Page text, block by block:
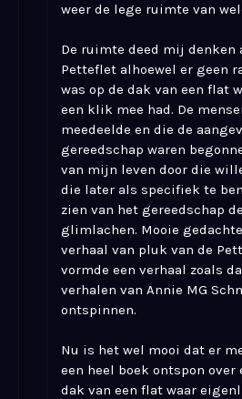
weer de lege ruimte van
De ruimte deed mij denken
Petteflet alhoewel er geen
was op de dak van een flat
een klik mee had. De
meedeelde en die de
gereedschap waren
van mijn leven door die
die later als specifiek te
zien van het gereedschap
glimlachen. Mooie
verhaal van pluk van de
vormde een verhaal zoals
verhalen van Annie MG
ontspinnen.
Nu is het wel mooi dat er
een heel boek ontspon
dak van een flat waar